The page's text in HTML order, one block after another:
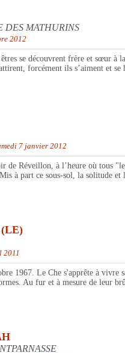
DES MATHURINS
2012
se découvrent frère et sœur à
forcément ils s’aiment et se
7 janvier 2012
Réveillon, à l’heure où tous
à part ce sous-sol, la solitude
2011
1967. Le Che s'apprête à vivre
Au fur et à mesure de leur